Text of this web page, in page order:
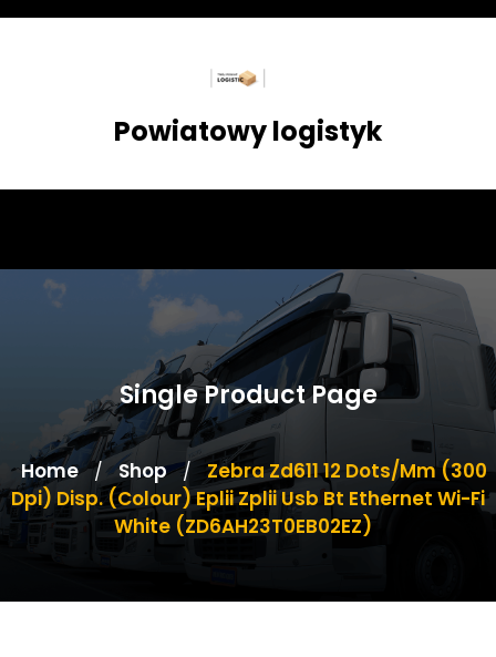
Skip
Powiatowy logistyk
Single Product Page
Home / Shop /
Zebra Zd611 12 Dots/Mm (300
Dpi) Disp. (Colour) Eplii Zplii Usb Bt Ethernet Wi-Fi
White (ZD6AH23T0EB02EZ)